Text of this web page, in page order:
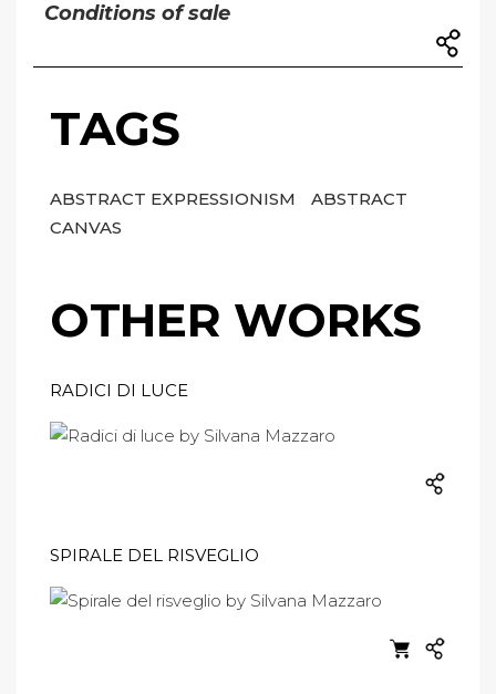
Conditions of sale
TAGS
ABSTRACT EXPRESSIONISM
ABSTRACT
CANVAS
OTHER WORKS
RADICI DI LUCE
SPIRALE DEL RISVEGLIO